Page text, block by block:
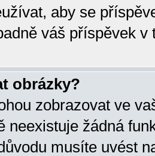
aby se
váš příspěvek v
obrázky?
zobrazovat ve
neexistuje žádná
musíte uvést